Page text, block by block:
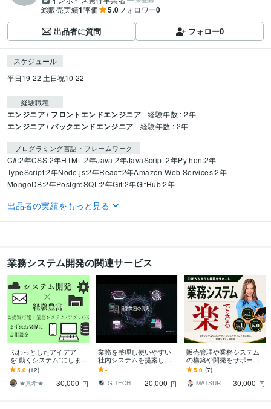
総販売実績1評価 5.0フォロワー0
出品者に質問 フォロー0
スケジュール
平日19-22 土日祝10-22
経験職種
エンジニア / フロントエンドエンジニア 経験年数 : 2年
エンジニア / バックエンドエンジニア 経験年数 : 2年
プログラミング言語・フレームワーク
C#:2年CSS:2年HTML:2年Java:2年JavaScript:2年Python:2年
TypeScript:2年Node.js:2年React:2年Amazon Web Services:2年
MongoDB:2年PostgreSQL:2年Git:2年GitHub:2年
ビジネス・クリエイティブツール
IT相談・システム開発 システムエンジニア
学歴
関西大学 2018年3月 ~ 2023年2月
出品者の実績をもっと見る
業務システム開発の関連サービス
ふわっとしたアイデア
を“動くシステム”にします
【相見積り可】【即日返
信】【安心保証あり】
5.0 (12)
★真希★
30,000 円
業務を整理し使いやすい
社内システムを提案しま
す 手作業やExcel管理をシ
ステム化し業務を改善
-
G‐TECH
20,000 円
販売管理や業務システム
の構築や開発をサポート
します 業務システムの構
築や既存システムの刷新
をAI駆動開発で支援！
5.0 (7)
MATSURYU｜まつりゅう
30,000 円